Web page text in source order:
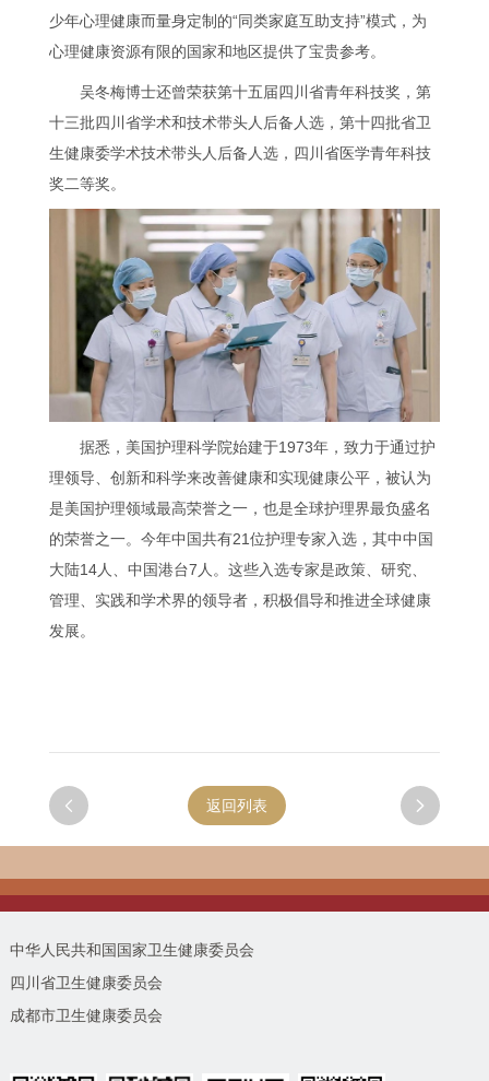
少年心理健康而量身定制的“同类家庭互助支持”模式，为
心理健康资源有限的国家和地区提供了宝贵参考。
吴冬梅博士还曾荣获第十五届四川省青年科技奖，第
十三批四川省学术和技术带头人后备人选，第十四批省卫
生健康委学术技术带头人后备人选，四川省医学青年科技
奖二等奖。
据悉，美国护理科学院始建于1973年，致力于通过护
理领导、创新和科学来改善健康和实现健康公平，被认为
是美国护理领域最高荣誉之一，也是全球护理界最负盛名
的荣誉之一。今年中国共有21位护理专家入选，其中中国
大陆14人、中国港台7人。这些入选专家是政策、研究、
管理、实践和学术界的领导者，积极倡导和推进全球健康
发展。
 
返回列表
中华人民共和国国家卫生健康委员会
四川省卫生健康委员会
成都市卫生健康委员会